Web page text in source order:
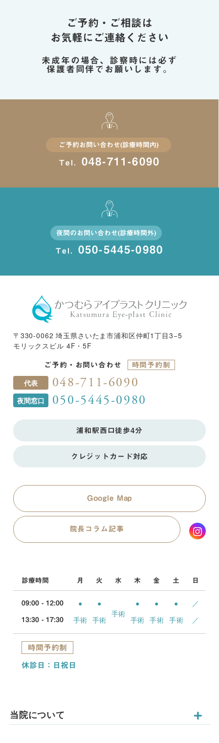
未成年の場合、診察時には必ず
保護者同伴でお願いします。
ご予約・ご相談は
お気軽にご連絡ください
ご予約お問い合わせ(診療時間内)
Tel. 048-711-6090
夜間のお問い合わせ(診療時間外)
Tel. 050-5445-0980
〒330-0062 埼玉県さいたま市浦和区仲町1丁目3−5
モリックスビル 4F・5F
ご予約・お問い合わせ 時間予約制
代表 048-711-6090
夜間窓口 050-5445-0980
浦和駅西口徒歩4分
クレジットカード対応
Google Map
院長コラム記事
診療時間 月 火 水 木 金 土 日
09:00 - 12:00 ●
●
手術
● ● ● ／
13:30 - 17:30 手術 手術 手術 手術 手術 ／
時間予約制
休診日：日祝日
当院について